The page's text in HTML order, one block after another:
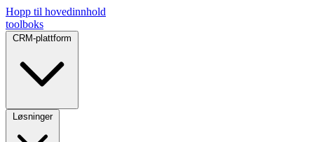
Hopp til hovedinnhold
toolboks
CRM-plattform
Løsninger